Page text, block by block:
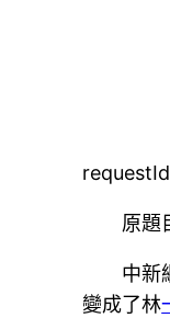
原題
中新
變成了林